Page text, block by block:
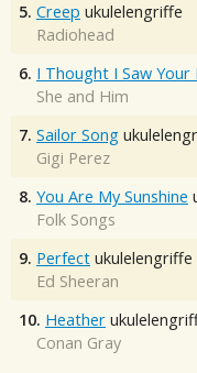
5. Creep ukulelengriffe
Radiohead
6. I Thought I Saw Your
She and Him
7. Sailor Song
Gigi Perez
8. You Are My Sunshine
Folk Songs
9. Perfect ukulelengriffe
Ed Sheeran
10. Heather
Conan Gray